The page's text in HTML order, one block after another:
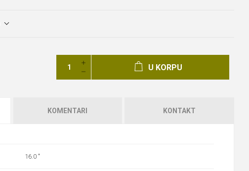
U KORPU
KOMENTARI KONTAKT
16.0 "